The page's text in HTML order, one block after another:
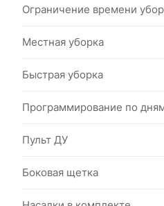
Ограничение времени
Местная уборка
Быстрая уборка
Программирование по
Пульт ДУ
Боковая щетка